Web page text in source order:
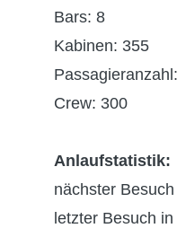
Bars: 8
Kabinen: 355
Crew: 300
Anlaufstatistik:
nächster
letzter Besuch